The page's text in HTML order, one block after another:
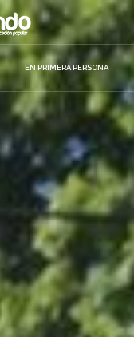
EN PRIMERA PERSONA